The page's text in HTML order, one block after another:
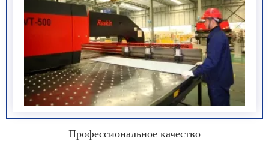
Профессиональное качество